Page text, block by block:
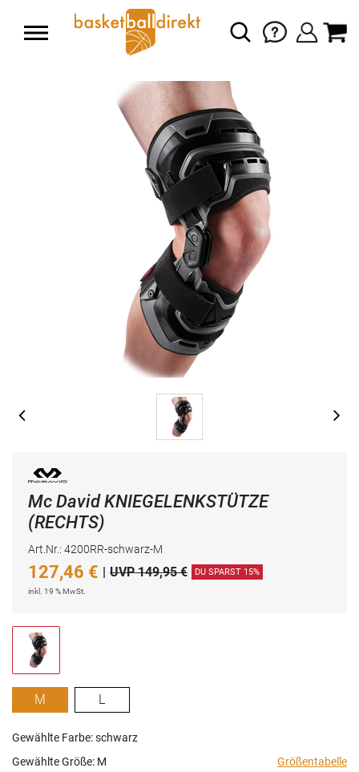
Mc David KNIEGELENKSTÜTZE
(RECHTS)
Art.Nr.: 4200RR-schwarz-M
127,46 € | UVP 149,95 € DU SPARST 15%
inkl. 19 % MwSt.
M L
Gewählte Farbe: schwarz
Gewählte Größe: M Größentabelle